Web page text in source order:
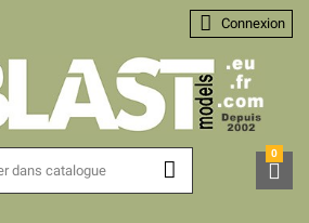

 Connexion

0